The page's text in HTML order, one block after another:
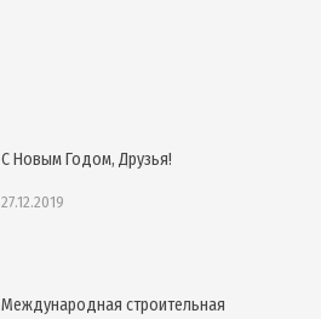
С Новым Годом, Друзья!
27.12.2019
Международная строительная